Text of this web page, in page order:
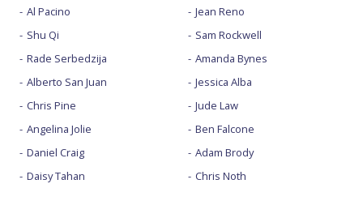
Al Pacino
Shu Qi
Rade Serbedzija
Alberto San Juan
Chris Pine
Angelina Jolie
Daniel Craig
Daisy Tahan
Jean Reno
Sam Rockwell
Amanda Bynes
Jessica Alba
Jude Law
Ben Falcone
Adam Brody
Chris Noth